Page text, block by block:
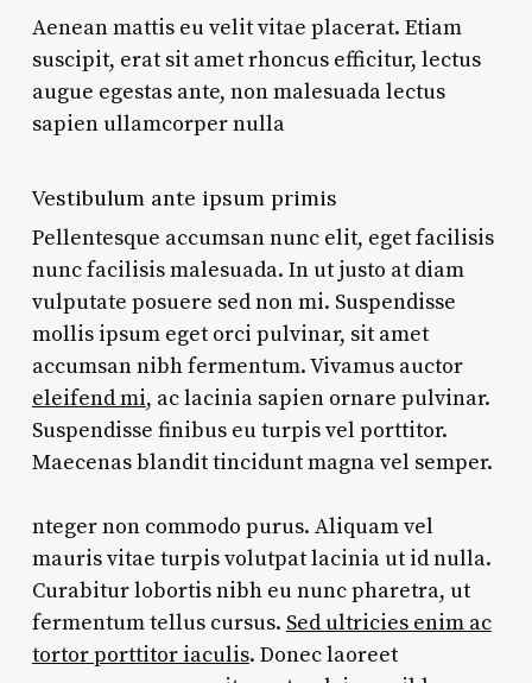
Aenean mattis eu velit vitae placerat. Etiam
suscipit, erat sit amet rhoncus efficitur, lectus
augue egestas ante, non malesuada lectus
sapien ullamcorper nulla
Vestibulum ante ipsum primis
Pellentesque accumsan nunc elit, eget facilisis
nunc facilisis malesuada. In ut justo at diam
vulputate posuere sed non mi. Suspendisse
mollis ipsum eget orci pulvinar, sit amet
accumsan nibh fermentum. Vivamus auctor
eleifend mi, ac lacinia sapien ornare pulvinar.
Suspendisse finibus eu turpis vel porttitor.
Maecenas blandit tincidunt magna vel semper.
nteger non commodo purus. Aliquam vel
mauris vitae turpis volutpat lacinia ut id nulla.
Curabitur lobortis nibh eu nunc pharetra, ut
fermentum tellus cursus. Sed ultricies enim ac
tortor porttitor iaculis. Donec laoreet